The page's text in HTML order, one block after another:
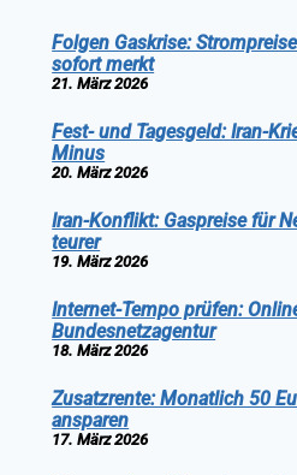
Folgen Gaskrise:
sofort merkt
21. März 2026
Fest- und Tagesgeld: Iran-
Minus
20. März 2026
Iran-Konflikt: Gaspreise für
teurer
19. März 2026
Internet-Tempo prüfen:
Bundesnetzagentur
18. März 2026
Zusatzrente: Monatlich 50
ansparen
17. März 2026